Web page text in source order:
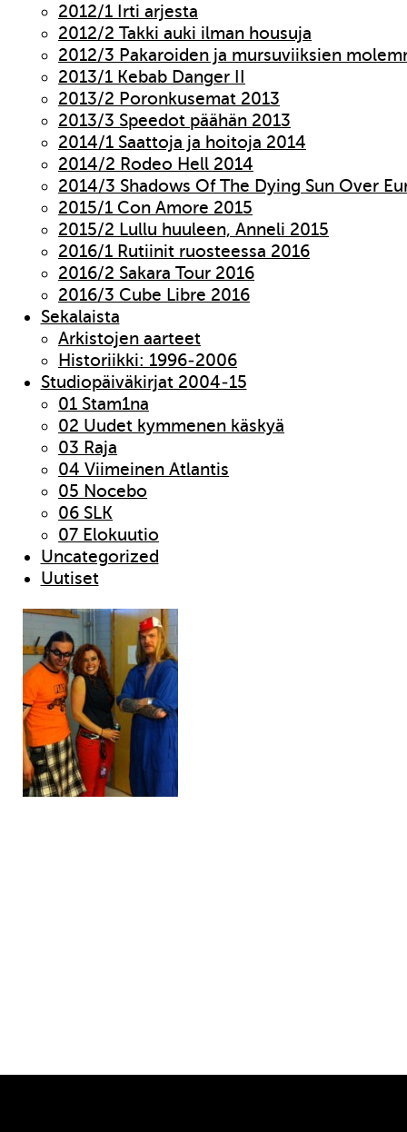
2012/1 Irti arjesta
2012/2 Takki auki ilman housuja
2012/3 Pakaroiden ja mursuviiksien
2013/1 Kebab Danger II
2013/2 Poronkusemat 2013
2013/3 Speedot päähän 2013
2014/1 Saattoja ja hoitoja 2014
2014/2 Rodeo Hell 2014
2014/3 Shadows Of The Dying Sun Over
2015/1 Con Amore 2015
2015/2 Lullu huuleen, Anneli 2015
2016/1 Rutiinit ruosteessa 2016
2016/2 Sakara Tour 2016
2016/3 Cube Libre 2016
Sekalaista
Arkistojen aarteet
Historiikki: 1996-2006
Studiopäiväkirjat 2004-15
01 Stam1na
02 Uudet kymmenen käskyä
03 Raja
04 Viimeinen Atlantis
05 Nocebo
06 SLK
07 Elokuutio
Uncategorized
Uutiset